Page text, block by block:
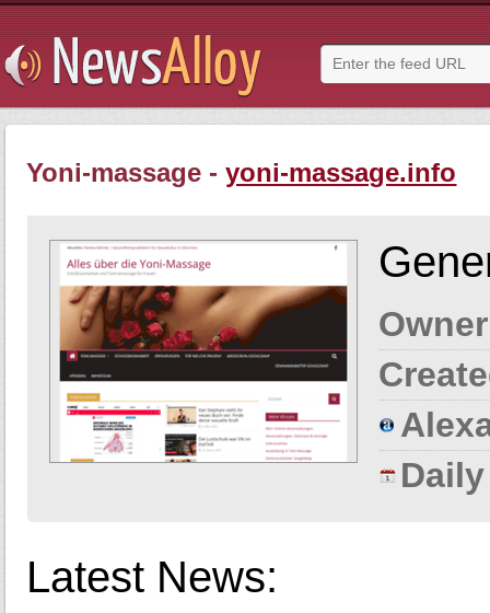
Yoni-massage -yoni-massage.info
Latest News: